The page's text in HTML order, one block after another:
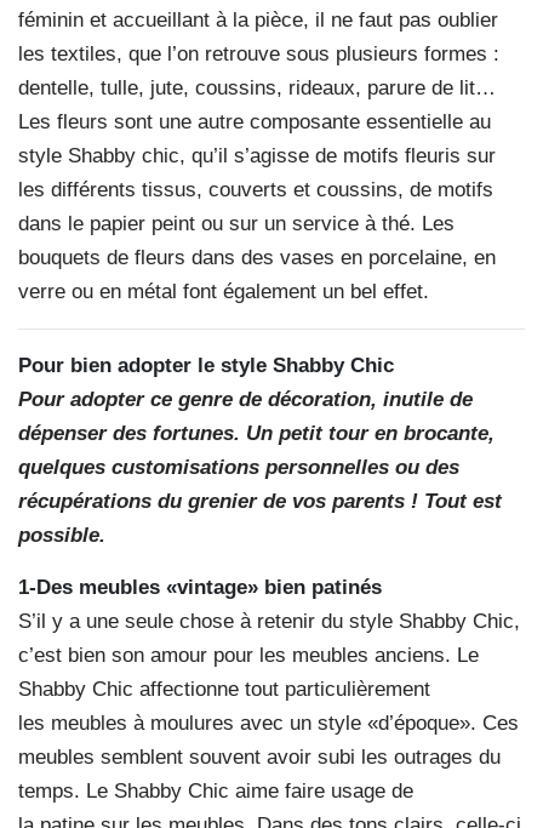
féminin et accueillant à la pièce, il ne faut pas oublier
les textiles, que l’on retrouve sous plusieurs formes :
dentelle, tulle, jute, coussins, rideaux, parure de lit…
Les fleurs sont une autre composante essentielle au
style Shabby chic, qu’il s’agisse de motifs fleuris sur
les différents tissus, couverts et coussins, de motifs
dans le papier peint ou sur un service à thé. Les
bouquets de fleurs dans des vases en porcelaine, en
verre ou en métal font également un bel effet.
Pour bien adopter le style Shabby Chic
Pour adopter ce genre de décoration, inutile de
dépenser des fortunes. Un petit tour en brocante,
quelques customisations personnelles ou des
récupérations du grenier de vos parents ! Tout est
possible.
1-Des meubles «vintage» bien patinés
S’il y a une seule chose à retenir du style Shabby Chic,
c’est bien son amour pour les meubles anciens. Le
Shabby Chic affectionne tout particulièrement
les meubles à moulures avec un style «d’époque». Ces
meubles semblent souvent avoir subi les outrages du
temps. Le Shabby Chic aime faire usage de